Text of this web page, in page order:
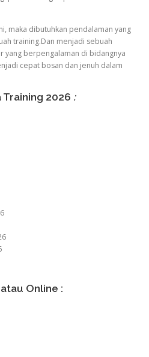
maka dibutuhkan pendalaman yang
training.Dan menjadi sebuah
yang berpengalaman di bidangnya
cepat bosan dan jenuh dalam
2026 :
Online :